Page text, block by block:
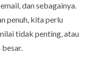
dan sebagainya.
penuh, kita perlu
tidak penting, atau